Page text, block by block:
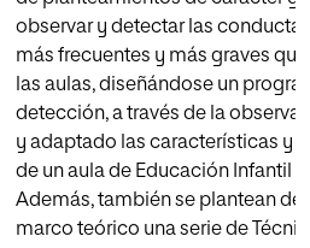
observar y detectar las
más frecuentes y más graves que
las aulas, diseñándose un
detección, a través de la
y adaptado las características y
de un aula de Educación Infantil y
Además, también se plantean
marco teórico una serie de